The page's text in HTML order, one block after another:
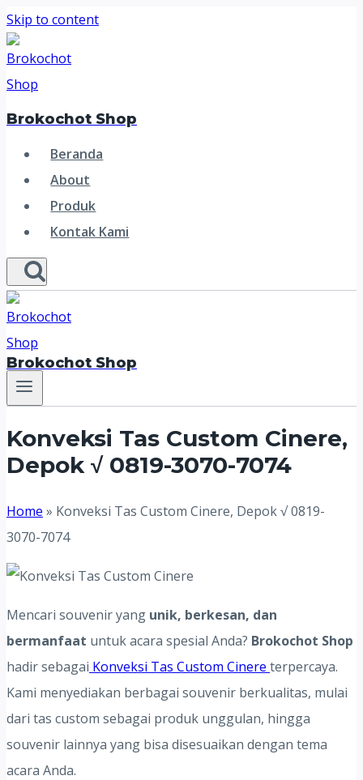
Skip to content
Brokochot Shop
Beranda
About
Produk
Kontak Kami
Brokochot Shop
Konveksi Tas Custom Cinere,
Depok √ 0819-3070-7074
Home » Konveksi Tas Custom Cinere, Depok √ 0819-
3070-7074
Mencari souvenir yang unik, berkesan, dan
bermanfaat untuk acara spesial Anda? Brokochot Shop
hadir sebagai Konveksi Tas Custom Cinere terpercaya.
Kami menyediakan berbagai souvenir berkualitas, mulai
dari tas custom sebagai produk unggulan, hingga
souvenir lainnya yang bisa disesuaikan dengan tema
acara Anda.